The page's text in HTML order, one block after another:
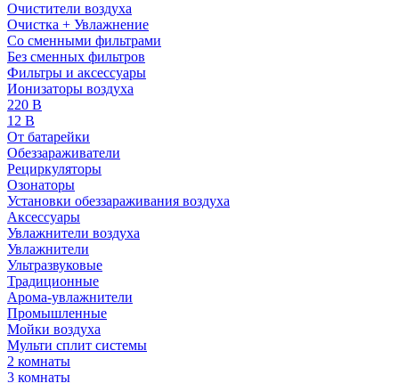
Очистители воздуха
Очистка + Увлажнение
Cо сменными фильтрами
Без сменных фильтров
Фильтры и аксессуары
Ионизаторы воздуха
220 В
12 В
От батарейки
Обеззараживатели
Рециркуляторы
Озонаторы
Установки обеззараживания воздуха
Аксессуары
Увлажнители воздуха
Увлажнители
Ультразвуковые
Традиционные
Арома-увлажнители
Промышленные
Мойки воздуха
Мульти сплит системы
2 комнаты
3 комнаты